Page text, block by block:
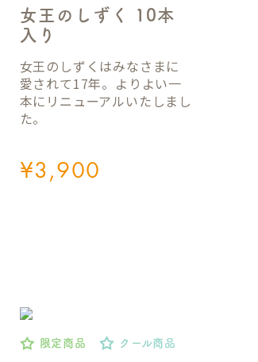
女王のしずく 10本
入り
¥3,900
女王のしずくはみなさまに
愛されて17年。よりよい一
本にリニューアルいたしまし
た。
限定商品 クール商品